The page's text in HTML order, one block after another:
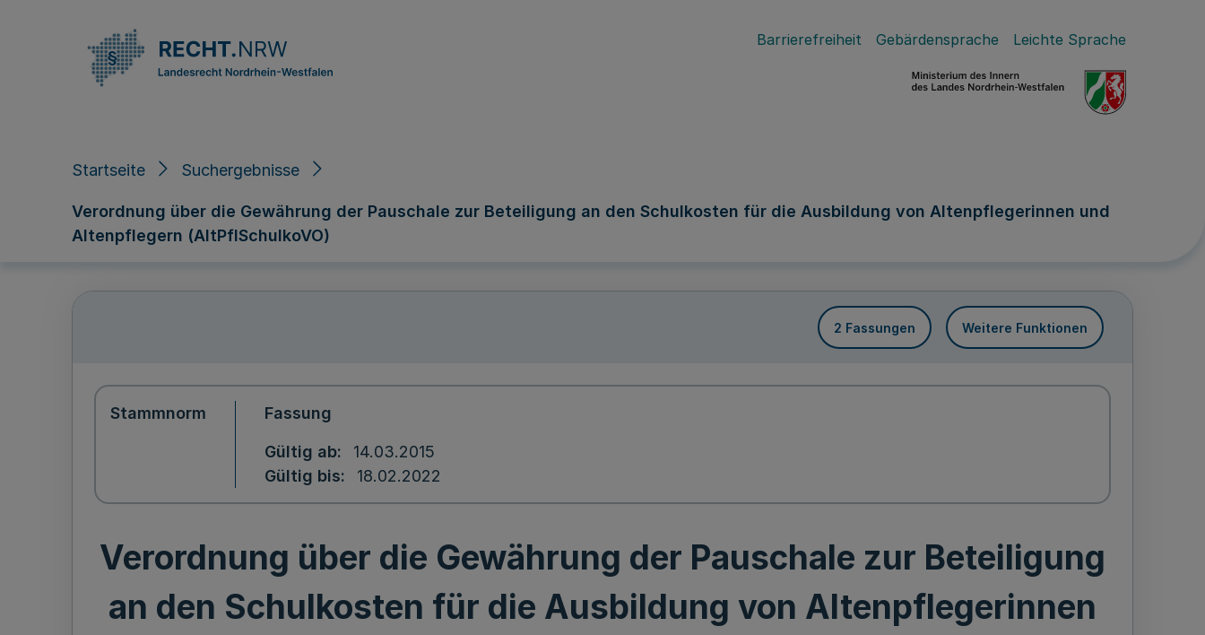
Barrierefreiheit Gebärdensprache Leichte Sprache
Startseite Suchergebnisse
Verordnung über die Gewährung der Pauschale zur Beteiligung an den Schulkosten für die Ausbildung von Altenpflegerinnen und
Altenpflegern (AltPflSchulkoVO)
2 Fassungen Weitere Funktionen
Stammnorm Fassung
Gültig ab
14.03.2015
Gültig bis
18.02.2022
Verordnung über die Gewährung der Pauschale zur Beteiligung
an den Schulkosten für die Ausbildung von Altenpflegerinnen